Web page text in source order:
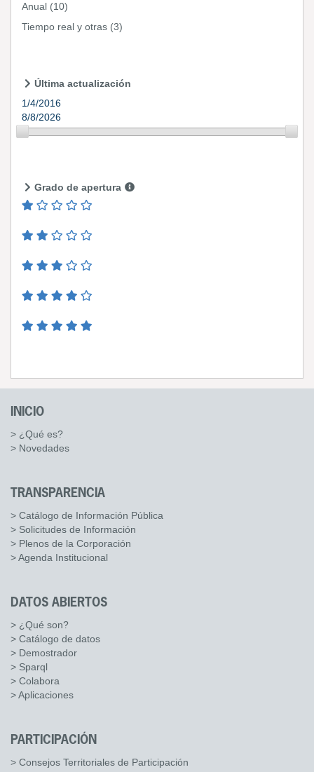
Anual (10)
Tiempo real y otras (3)
Última actualización
1/4/2016
8/8/2026
Grado de apertura
INICIO
> ¿Qué es?
> Novedades
TRANSPARENCIA
> Catálogo de Información Pública
> Solicitudes de Información
> Plenos de la Corporación
> Agenda Institucional
DATOS ABIERTOS
> ¿Qué son?
> Catálogo de datos
> Demostrador
> Sparql
> Colabora
> Aplicaciones
PARTICIPACIÓN
> Consejos Territoriales de Participación